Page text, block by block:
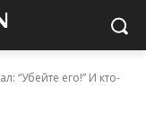
“Убейте его!” И кто-